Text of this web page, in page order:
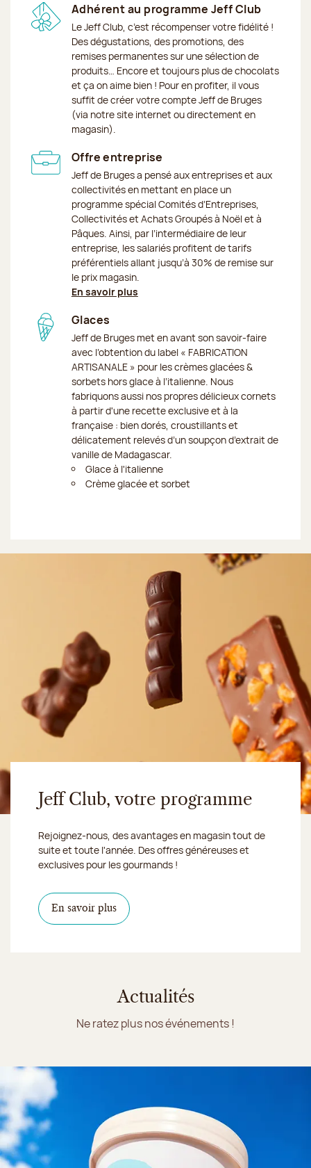
Adhérent au programme Jeff Club
Le Jeff Club, c’est récompenser votre fidélité !
Des dégustations, des promotions, des
remises permanentes sur une sélection de
produits… Encore et toujours plus de chocolats
et ça on aime bien ! Pour en profiter, il vous
suffit de créer votre compte Jeff de Bruges
(via notre site internet ou directement en
magasin).
Offre entreprise
Jeff de Bruges a pensé aux entreprises et aux
collectivités en mettant en place un
programme spécial Comités d’Entreprises,
Collectivités et Achats Groupés à Noël et à
Pâques. Ainsi, par l’intermédiaire de leur
entreprise, les salariés profitent de tarifs
préférentiels allant jusqu’à 30% de remise sur
le prix magasin.
En savoir plus
Glaces
Jeff de Bruges met en avant son savoir-faire
avec l’obtention du label « FABRICATION
ARTISANALE » pour les crèmes glacées &
sorbets hors glace à l’italienne. Nous
fabriquons aussi nos propres délicieux cornets
à partir d'une recette exclusive et à la
française : bien dorés, croustillants et
délicatement relevés d’un soupçon d’extrait de
vanille de Madagascar.
Glace à l'italienne
Crème glacée et sorbet
Jeff Club, votre programme
Rejoignez-nous, des avantages en magasin tout de
suite et toute l'année. Des offres généreuses et
exclusives pour les gourmands !
En savoir plus
Actualités
Ne ratez plus nos événements !